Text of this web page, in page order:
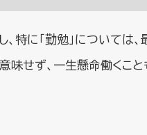
特に「勤勉」については、
味せず、一生懸命働くこと